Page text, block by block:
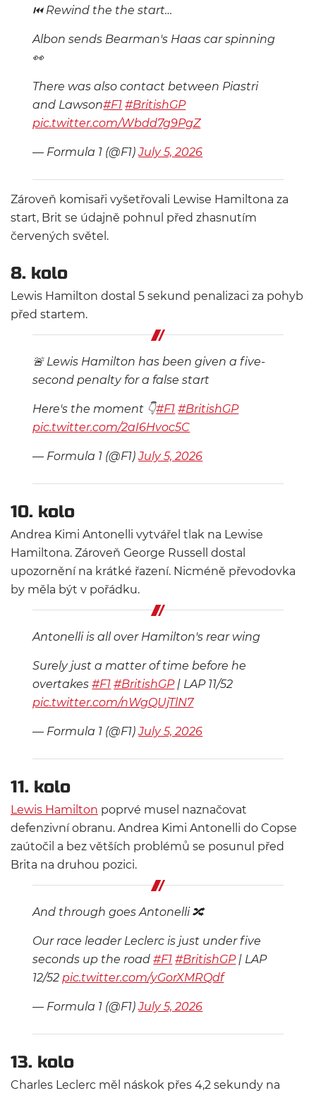
⏮️ Rewind the the start…
Albon sends Bearman's Haas car spinning
👀
There was also contact between Piastri
and Lawson#F1 #BritishGP
pic.twitter.com/Wbdd7g9PgZ
— Formula 1 (@F1)July 5, 2026
Zároveň komisaři vyšetřovali Lewise Hamiltona za
start, Brit se údajně pohnul před zhasnutím
červených světel.
8. kolo
Lewis Hamilton dostal 5 sekund penalizaci za pohyb
před startem.
🚨 Lewis Hamilton has been given a five-
second penalty for a false start
Here's the moment 👇#F1 #BritishGP
pic.twitter.com/2aI6Hvoc5C
— Formula 1 (@F1)July 5, 2026
10. kolo
Andrea Kimi Antonelli vytvářel tlak na Lewise
Hamiltona. Zároveň George Russell dostal
upozornění na krátké řazení. Nicméně převodovka
by měla být v pořádku.
Antonelli is all over Hamilton's rear wing
Surely just a matter of time before he
overtakes#F1 #BritishGP| LAP 11/52
pic.twitter.com/nWgQUjTlN7
— Formula 1 (@F1)July 5, 2026
11. kolo
Lewis Hamilton poprvé musel naznačovat
defenzivní obranu. Andrea Kimi Antonelli do Copse
zaútočil a bez větších problémů se posunul před
Brita na druhou pozici.
And through goes Antonelli 🔀
Our race leader Leclerc is just under five
seconds up the road#F1 #BritishGP| LAP
12/52pic.twitter.com/yGorXMRQdf
— Formula 1 (@F1)July 5, 2026
13. kolo
Charles Leclerc měl náskok přes 4,2 sekundy na